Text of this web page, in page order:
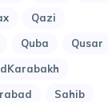
Qazi
Quba
Qusar
Sahib